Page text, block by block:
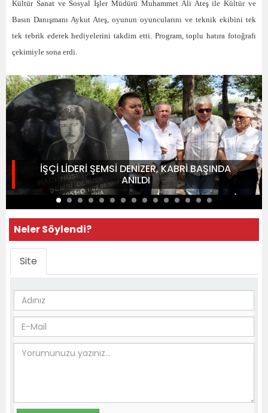
Kültür Sanat ve Sosyal İşler Müdürü Muhammet Ali Ateş ile Kültür ve
Basın Danışmanı Aykut Ateş, oyunun oyuncularını ve teknik ekibini tek
tek tebrik ederek hediyelerini takdim etti. Program, toplu hatıra fotoğrafı
çekimiyle sona erdi.
İŞÇİ LİDERİ ŞEMSİ DENİZER, KABRİ BAŞINDA
ANILDI
Neler Söylendi?
Site